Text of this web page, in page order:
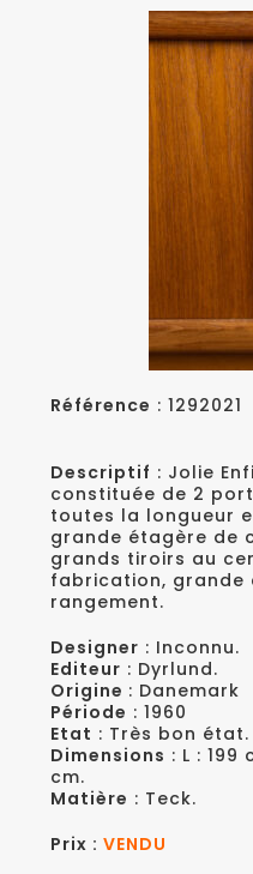
Référence : 1292021
Descriptif : Jolie
constituée de 2
toutes la longueur
grande étagère de
grands tiroirs au
fabrication, grande
rangement.
Designer : Inconnu.
Editeur : Dyrlund.
Origine : Danemark
Période : 1960
Etat : Très bon état.
Dimensions : L : 199
cm.
Matière : Teck.
Prix :VENDU